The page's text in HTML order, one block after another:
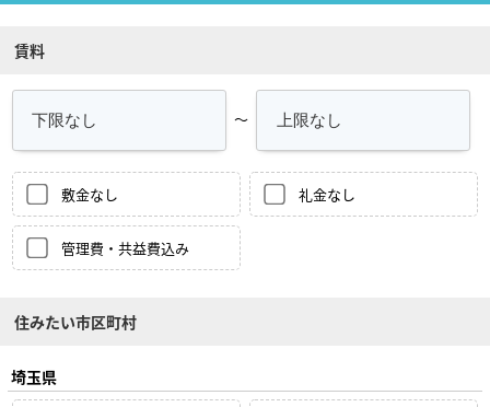
賃料
～
敷金なし 礼金なし
管理費・共益費込み
住みたい市区町村
埼玉県